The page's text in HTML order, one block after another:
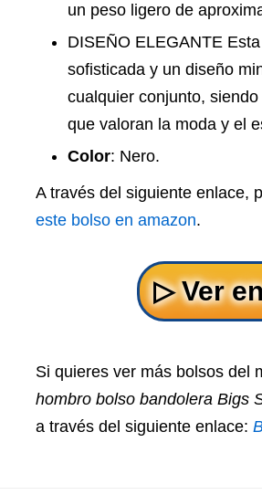
un peso ligero de
DISEÑO ELEGANTE
sofisticada y un diseño
cualquier conjunto,
que valoran la moda y el
Color: Nero.
A través del siguiente enlace,
este bolso en amazon.
Si quieres ver más bolsos del
hombro bolso bandolera Bigs
a través del siguiente enlace: